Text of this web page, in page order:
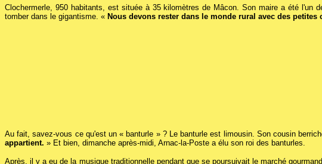
Clochermerle, 950 habitants, est située à 35 kilomètres de Mâcon. Son maire a été l'un
tomber dans le gigantisme. « Nous devons rester dans le monde rural avec des petites
Au fait, savez-vous ce qu'est un « banturle » ? Le banturle est limousin. Son cousin
appartient. » Et bien, dimanche après-midi, Arnac-la-Poste a élu son roi des banturles.
Après, il y a eu de la musique traditionnelle pendant que se poursuivait le marché